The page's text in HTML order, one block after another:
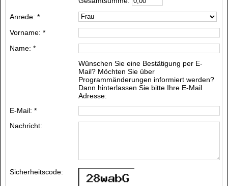
Anrede: *
Vorname: *
Name: *
Wünschen Sie eine Bestätigung per E-
Mail? Möchten Sie über
Programmänderungen informiert werden?
Dann hinterlassen Sie bitte Ihre E-Mail
Adresse:
E-Mail: *
Nachricht:
Sicherheitscode: